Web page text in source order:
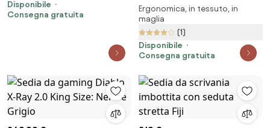
Disponibile
Consegna gratuita
ergonomica V-KINETIC: nera
Ergonomica, in tessuto, in
maglia
(1)
Disponibile
Consegna gratuita